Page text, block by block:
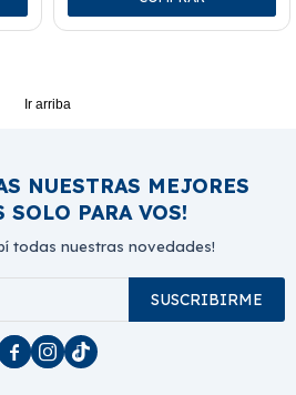
Ir arriba
NUESTRAS MEJORES
SOLO PARA VOS!
todas nuestras novedades!
SUSCRIBIRME
  